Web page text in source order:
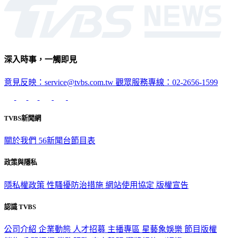
深入時事，一觸即見
意見反映：service@tvbs.com.tw 觀眾服務專線：02-2656-1599
TVBS新聞網
關於我們 56新聞台節目表
政策與隱私
隱私權政策 性騷擾防治措施 網站使用協定 版權宣告
認識 TVBS
公司介紹 企業動態 人才招募 主播專區 星藝象娛樂 節目版權